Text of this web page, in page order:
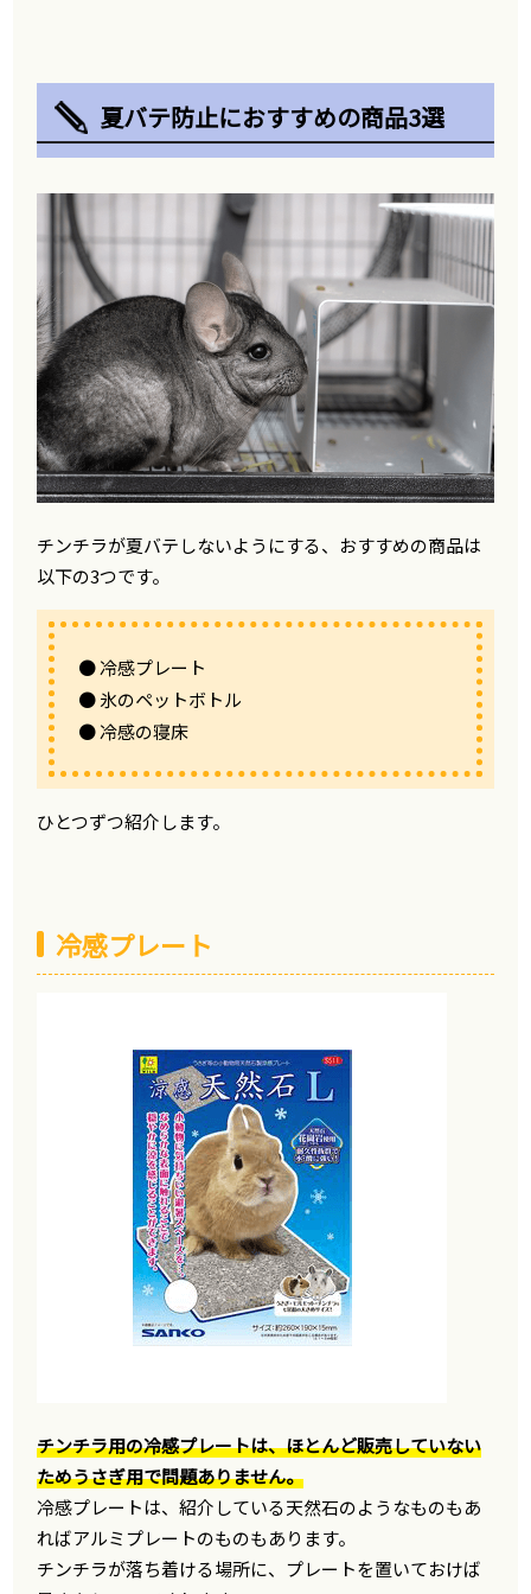
夏バテ防止におすすめの商品3選
チンチラが夏バテしないようにする、おすすめの商品は
以下の3つです。
● 冷感プレート
● 氷のペットボトル
● 冷感の寝床
ひとつずつ紹介します。
冷感プレート
チンチラ用の冷感プレートは、ほとんど販売していない
ためうさぎ用で問題ありません。
冷感プレートは、紹介している天然石のようなものもあ
ればアルミプレートのものもあります。
チンチラが落ち着ける場所に、プレートを置いておけば